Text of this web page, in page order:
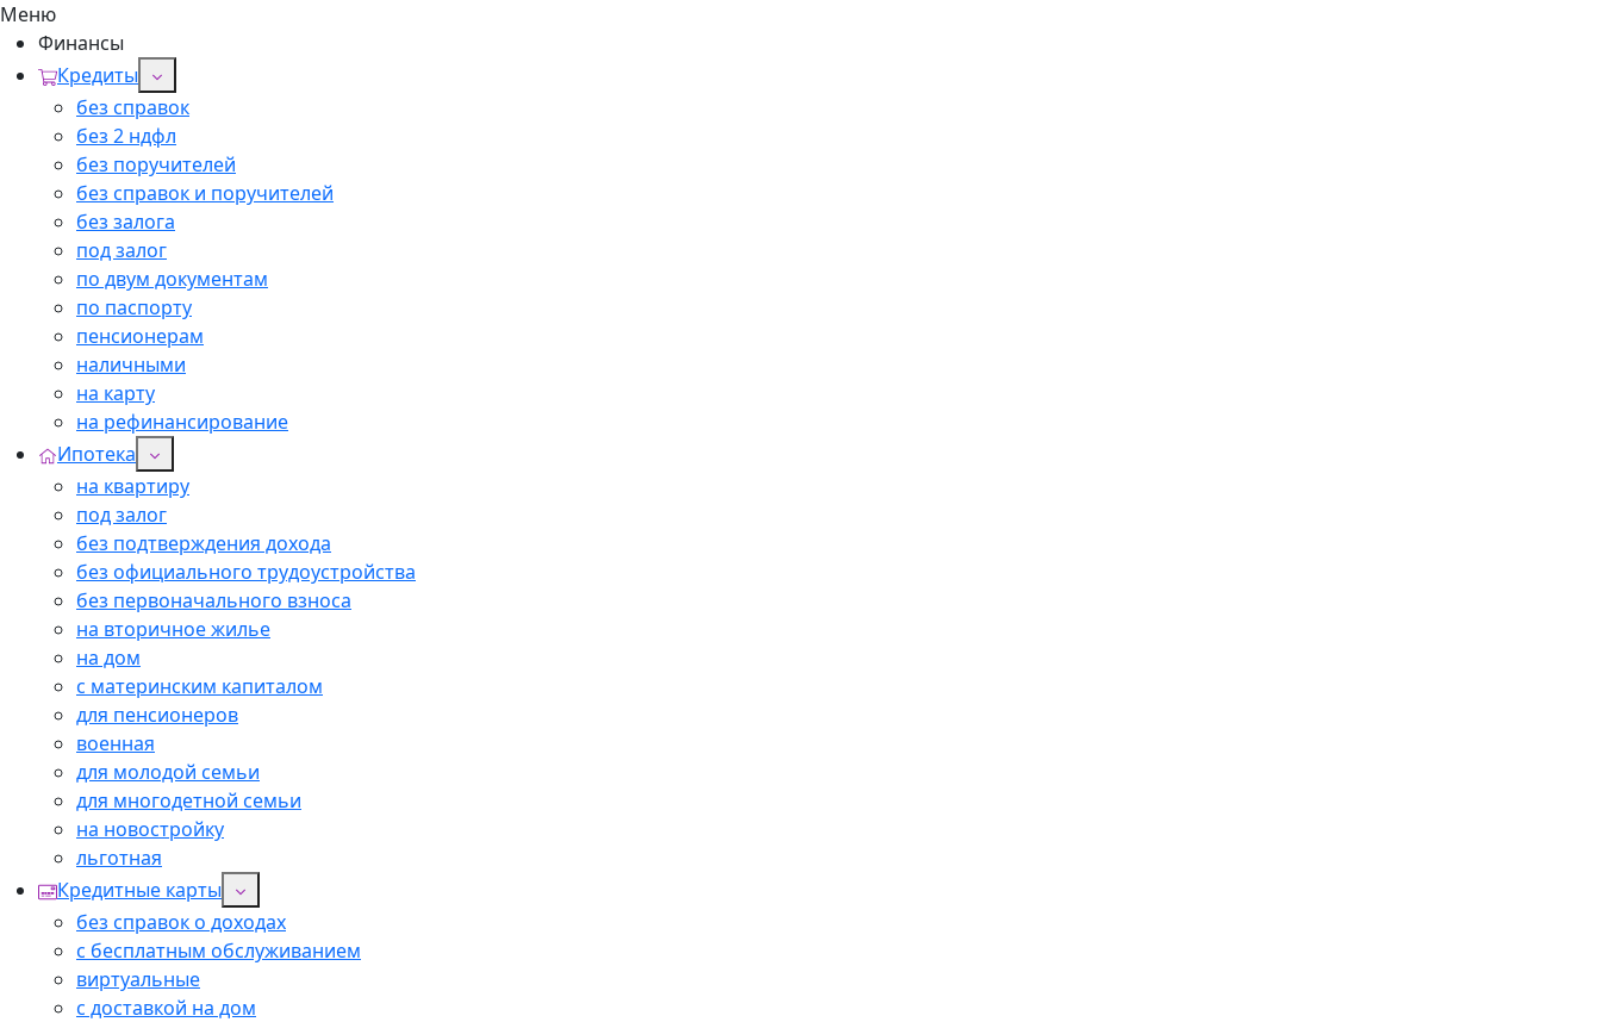
Меню
Финансы
Кредиты
без справок
без 2 ндфл
без поручителей
без справок и поручителей
без залога
под залог
по двум документам
по паспорту
пенсионерам
наличными
на карту
на рефинансирование
Ипотека
на квартиру
под залог
без подтверждения дохода
без официального трудоустройства
без первоначального взноса
на вторичное жилье
на дом
с материнским капиталом
для пенсионеров
военная
для молодой семьи
для многодетной семьи
на новостройку
льготная
Кредитные карты
без справок о доходах
с бесплатным обслуживанием
виртуальные
с доставкой на дом